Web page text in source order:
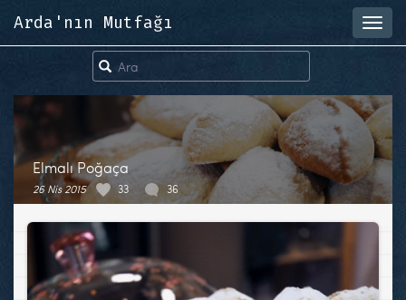
Arda'nın Mutfağı
Elmalı Poğaça
26 Nis 2015 33 36